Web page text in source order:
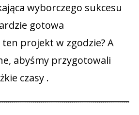
wyborczego sukcesu
gotowa
projekt w zgodzie? A
abyśmy przygotowali
czasy .